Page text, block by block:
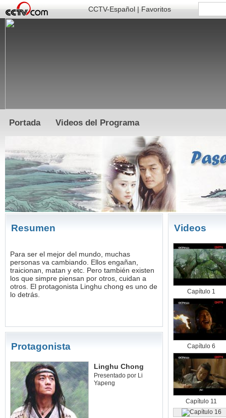
CCTV-Español|Favoritos
Portada Videos del Programa
Resumen
Para ser el mejor del mundo, muchas
personas va cambiando. Ellos engañan,
traicionan, matan y etc. Pero también existen
los que simpre piensan por otros, cuidan a
otros. El protagonista Linghu chong es uno de
lo detrás.
Protagonista
Linghu Chong
Presentado por Li
Yapeng
Videos
Capítulo 1
Capítulo 6
Capítulo 11